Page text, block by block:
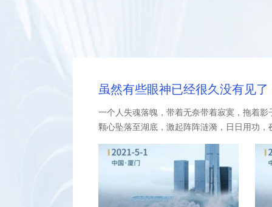
虽然有些眼神已经很久没有见了
一个人失魂落魄，带着无奈带着寂寞，拖着
颗心坠落至湖底，激起阵阵涟漪，日日用功，